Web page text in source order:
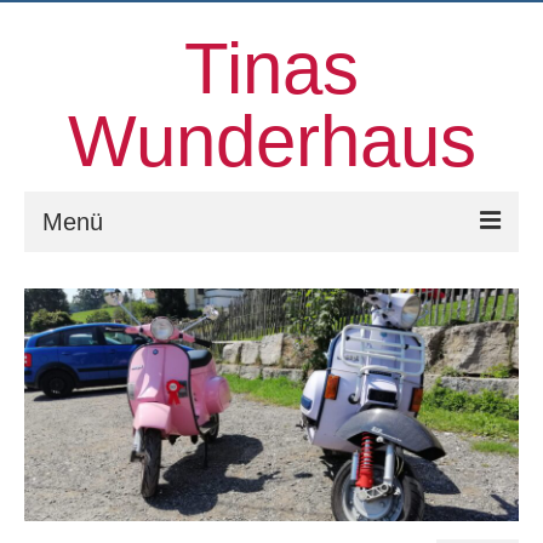
Tinas
Wunderhaus
Menü
Willkommen
Kinesiologie
Familienaufstellungen und mehr
Prozessorientierter Aufstellungstag
Kontakt